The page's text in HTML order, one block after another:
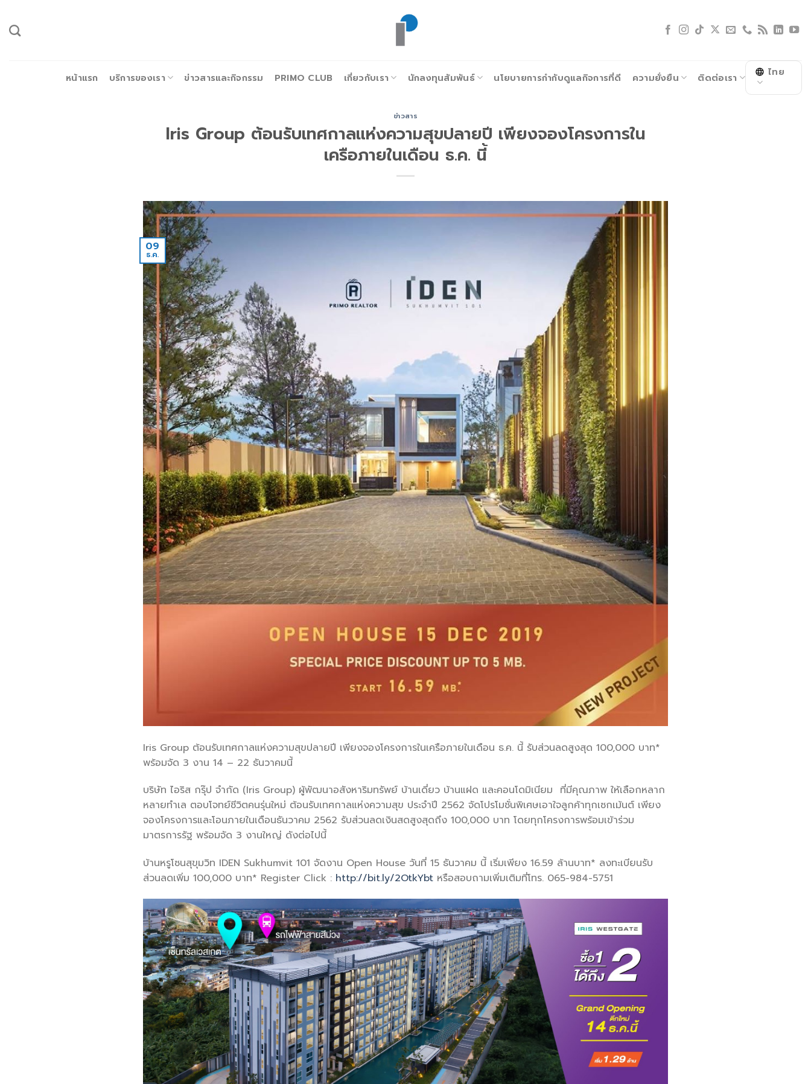
ยัง
หน้าแรก บริการของเรา ข่าวสารและกิจกรรม PRIMO CLUB เกี่ยวกับเรา นักลงทุนสัมพันธ์ นโยบายการกำกับดูแลกิจการที่ดี ความยั่งยืน ติดต่อเรา ไทย
ข่าวสาร
Iris Group ต้อนรับเทศกาลแห่งความสุขปลายปี เพียงจองโครงการใน
เครือภายในเดือน ธ.ค. นี้
09
ธ.ค.
Iris Group ต้อนรับเทศกาลแห่งความสุขปลายปี เพียงจองโครงการในเครือภายในเดือน ธ.ค. นี้ รับส่วนลดสูงสุด 100,000 บาท*
พร้อมจัด 3 งาน 14 – 22 ธันวาคมนี้
บริษัท ไอริส กรุ๊ป จำกัด (Iris Group) ผู้พัฒนาอสังหาริมทรัพย์ บ้านเดี่ยว บ้านแฝด และคอนโดมิเนียม ที่มีคุณภาพ ให้เลือกหลาก
หลายทำเล ตอบโจทย์ชีวิตคนรุ่นใหม่ ต้อนรับเทศกาลแห่งความสุข ประจำปี 2562 จัดโปรโมชั่นพิเศษเอาใจลูกค้าทุกเซกเม้นต์ เพียง
จองโครงการและโอนภายในเดือนธันวาคม 2562 รับส่วนลดเงินสดสูงสุดถึง 100,000 บาท โดยทุกโครงการพร้อมเข้าร่วม
มาตรการรัฐ พร้อมจัด 3 งานใหญ่ ดังต่อไปนี้
บ้านหรูโซนสุขุมวิท IDEN Sukhumvit 101 จัดงาน Open House วันที่ 15 ธันวาคม นี้ เริ่มเพียง 16.59 ล้านบาท* ลงทะเบียนรับ
ส่วนลดเพิ่ม 100,000 บาท* Register Click : http://bit.ly/2OtkYbt หรือสอบถามเพิ่มเติมที่โทร. 065-984-5751